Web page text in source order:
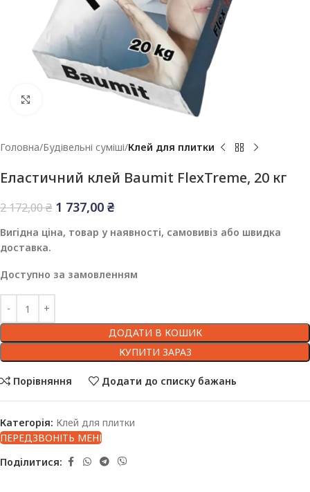
Клацніть, щоб збільшити
Головна Будівельні суміші Клей для плитки
Еластичний клей Baumit FlexTreme, 20 кг
2 172,00₴ 1 737,00 ₴
Вигідна ціна, товар у наявності, самовивіз або швидка
доставка.
Доступно за замовленням
ДОДАТИ В КОШИК
КУПИТИ ЗАРАЗ
Порівняння Додати до списку бажань
Категорія: Клей для плитки
ПЕРЕДЗВОНІТЬ МЕНІ
Поділитися: